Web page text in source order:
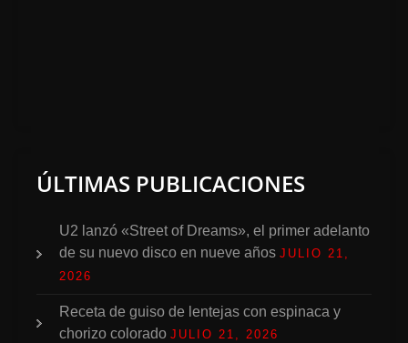
ÚLTIMAS PUBLICACIONES
U2 lanzó «Street of Dreams», el primer adelanto
de su nuevo disco en nueve años JULIO 21,
2026
Receta de guiso de lentejas con espinaca y
chorizo colorado JULIO 21, 2026